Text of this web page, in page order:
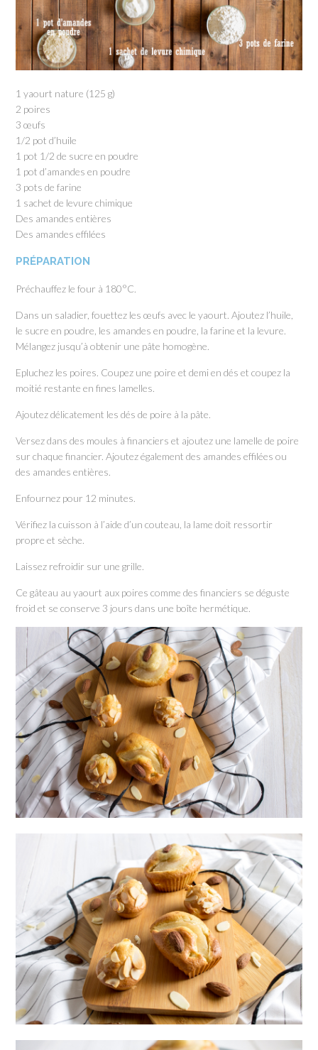
1 yaourt nature (125 g)
2 poires
3 œufs
1/2 pot d’huile
1 pot 1/2 de sucre en poudre
1 pot d’amandes en poudre
3 pots de farine
1 sachet de levure chimique
Des amandes entières
Des amandes effilées
PRÉPARATION
Préchauffez le four à 180°C.
Dans un saladier, fouettez les œufs avec le yaourt. Ajoutez l’huile,
le sucre en poudre, les amandes en poudre, la farine et la levure.
Mélangez jusqu’à obtenir une pâte homogène.
Epluchez les poires. Coupez une poire et demi en dés et coupez la
moitié restante en fines lamelles.
Ajoutez délicatement les dés de poire à la pâte.
Versez dans des moules à financiers et ajoutez une lamelle de poire
sur chaque financier. Ajoutez également des amandes effilées ou
des amandes entières.
Enfournez pour 12 minutes.
Vérifiez la cuisson à l’aide d’un couteau, la lame doit ressortir
propre et sèche.
Laissez refroidir sur une grille.
Ce gâteau au yaourt aux poires comme des financiers se déguste
froid et se conserve 3 jours dans une boîte hermétique.